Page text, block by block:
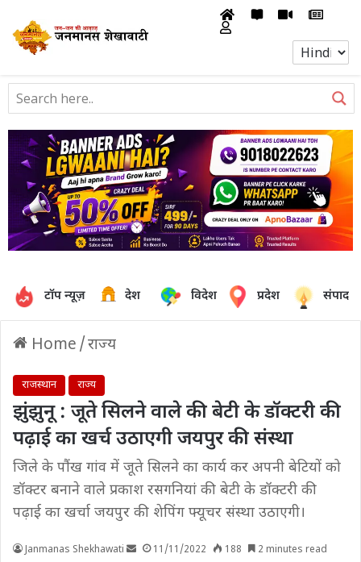
टॉप न्यूज़ देश विदेश प्रदेश
Home /राज्य
राजस्थान राज्य
झुंझुनू : जूते सिलने वाले की बेटी के डॉक्टरी की
पढ़ाई का खर्च उठाएगी जयपुर की संस्था
जिले के पौंख गांव में जूते सिलने का कार्य कर अपनी बेटियों को
डॉक्टर बनाने वाले प्रकाश रसगनियां की बेटी के डॉक्टरी की
पढ़ाई का खर्चा जयपुर की शेपिंग फ्यूचर संस्था उठाएगी।
Janmanas Shekhawati 11/11/2022 188 2 minutes read